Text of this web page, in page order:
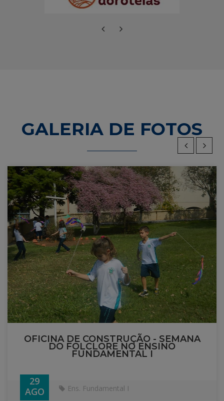
GALERIA DE FOTOS
OFICINA DE CONSTRUÇÃO - SEMANA
DO FOLCLORE NO ENSINO
FUNDAMENTAL I
29
AGO
Ens. Fundamental I